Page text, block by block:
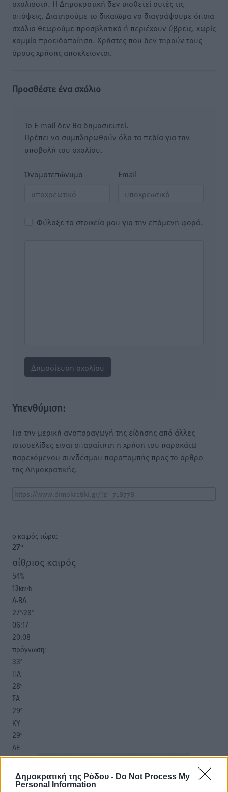
Δημοκρατική της Ρόδου - Do Not Process My
Personal Information
σχολιαστή. Η Δημοκρατική δεν υιοθετεί αυτές τις
απόψεις. Διατηρούμε το δικαίωμα να διαγράψουμε όποια
σχόλια θεωρούμε προσβλητικά ή περιέχουν ύβρεις, χωρίς
καμμία προειδοποίηση. Χρήστες που δεν τηρούν τους
όρους χρήσης αποκλείονται.
Προσθέστε ένα σχόλιο
Το E-mail δεν θα δημοσιευτεί.
Πρέπει να συμπληρωθούν όλα τα πεδία για την
υποβολή του σχολίου.
Όνοματεπώνυμο Email
Φύλαξε τα στοιχεία μου για την επόμενη φορά.
Υπενθύμιση:
Για την μερική αναπαραγωγή της είδησης από άλλες
ιστοσελίδες είναι απαραίτητη η χρήση του παρακάτω
παρεχόμενου συνδέσμου παραπομπής προς το άρθρο
της Δημοκρατικής.
o καιρός τώρα:
27°
αίθριος καιρός
54%
13km/h
Δ-ΒΔ
27°/28°
06:17
20:08
πρόγνωση:
33°
ΠΑ
28°
ΣΑ
29°
ΚΥ
29°
ΔΕ